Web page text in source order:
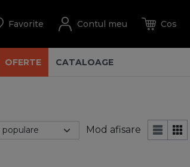
OFERTE CATALOAGE
Mod afisare